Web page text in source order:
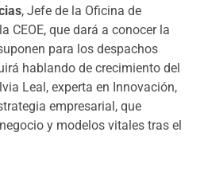
, Jefe de la Oficina de
CEOE, que dará a conocer la
para los despachos
hablando de crecimiento del
Leal, experta en Innovación,
empresarial, que
y modelos vitales tras el